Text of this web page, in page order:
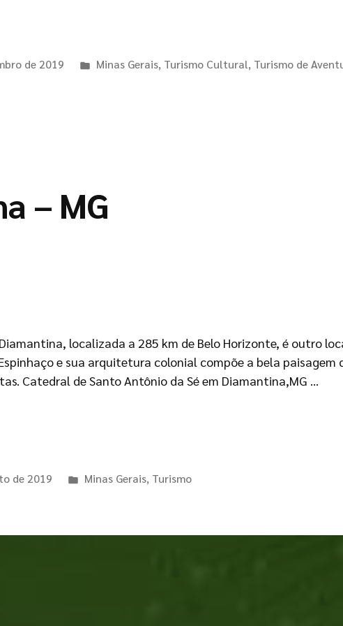
de 2019 Minas Gerais, Turismo Cultural, Turismo de
– MG
localizada a 285 km de Belo Horizonte, é outro
e sua arquitetura colonial compõe a bela paisagem
Catedral de Santo Antônio da Sé em Diamantina,MG …
de 2019 Minas Gerais, Turismo